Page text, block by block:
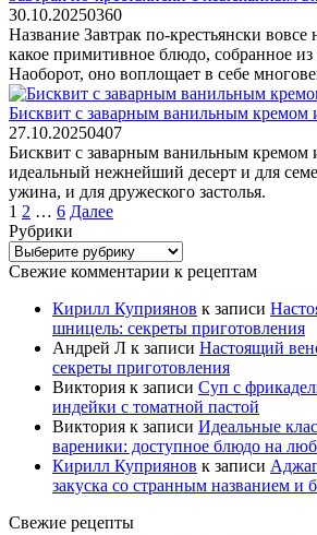
30.10.20250360
Название Завтрак по-крестьянски вовсе
какое примитивное блюдо, собранное из
Наоборот, оно воплощает в себе
Бисквит с заварным ванильным кремом
27.10.20250407
Бисквит с заварным ванильным
идеальный нежнейший десерт и для
ужина, и для дружеского застолья.
Пагинация
записей
1 2 … 6 Далее
Рубрики
Рубрики
Свежие комментарии к рецептам
Кирилл Куприянов к записи
шницель: секреты приготовления
Андрей Л к записи Настоящий
секреты приготовления
Виктория к записи Суп с
индейки с томатной пастой
Виктория к записи Идеальные
вареники: доступное блюдо на
Кирилл Куприянов к записи
закуска со странным названием и
Свежие рецепты